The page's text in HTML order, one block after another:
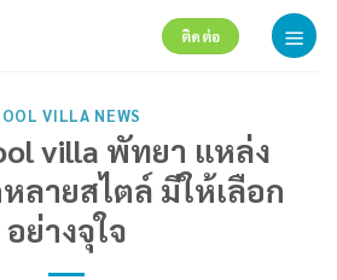
ติดต่อ
VILLA NEWS
villa พัทยา แหล่ง
ลายสไตล์ มีให้เลือก
อย่างจุใจ